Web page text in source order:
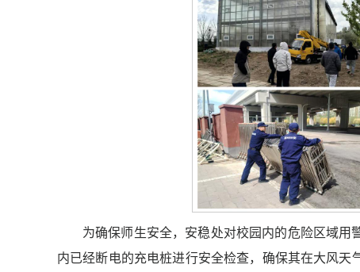
为确保师生安全，安稳处对校园内的危险区域用
内已经断电的充电桩进行安全检查，确保其在大风